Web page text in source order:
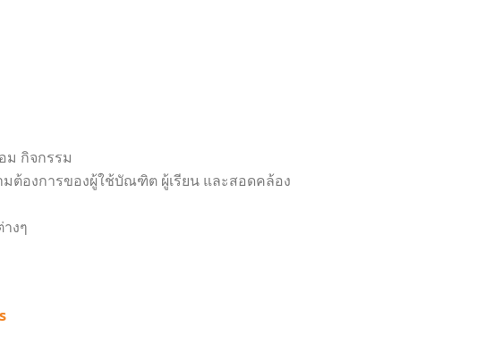
ม กิจกรรม
องการของผู้ใช้บัณฑิต ผู้เรียน และสอดคล้อง
งๆ